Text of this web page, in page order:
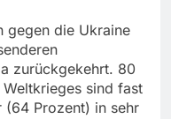
gegen die Ukraine
zurückgekehrt. 80
sind fast
(64 Prozent) in sehr